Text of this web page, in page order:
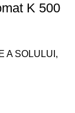
K 500
A SOLULUI ,